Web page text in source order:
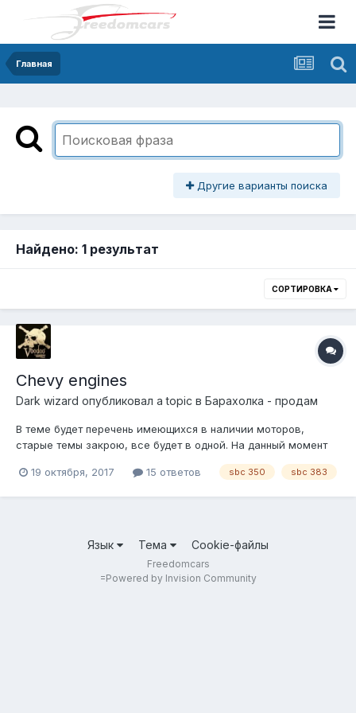
Главная
Другие варианты поиска
Найдено: 1 результат
СОРТИРОВКА
Chevy engines
Dark wizard опубликовал a topic в Барахолка - продам
В теме будет перечень имеющихся в наличии моторов,
старые темы закрою, все будет в одной. На данный момент
мощность 550 сил, описание и фото выложу чуть позже, цена
19 октября, 2017 15 ответов sbc 350 sbc 383
Язык Тема Cookie-файлы
Freedomcars
=Powered by Invision Community